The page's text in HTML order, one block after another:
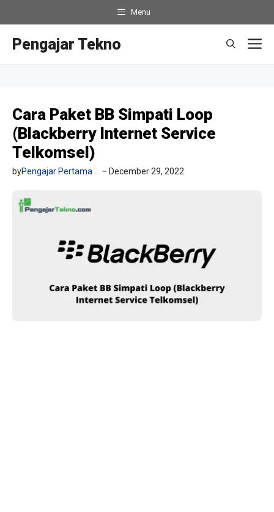
to
content
Menu
Pengajar Tekno
Cara Paket BB Simpati Loop
(Blackberry Internet Service
Telkomsel)
byPengajar Pertama December 29, 2022